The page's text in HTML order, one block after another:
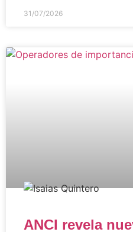
31/07/2026
ANCI revela